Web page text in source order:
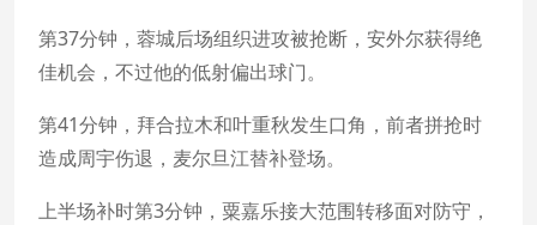
第37分钟，蓉城后场组织进攻被抢断，安外尔获得绝
佳机会，不过他的低射偏出球门。
第41分钟，拜合拉木和叶重秋发生口角，前者拼抢时
造成周宇伤退，麦尔旦江替补登场。
上半场补时第3分钟，粟嘉乐接大范围转移面对防守，